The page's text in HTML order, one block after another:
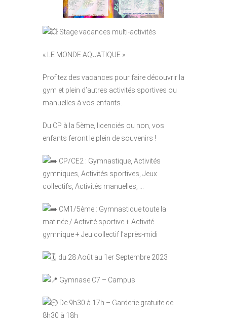
Stage vacances multi-activités
« LE MONDE AQUATIQUE »
Profitez des vacances pour faire découvrir la
gym et plein d’autres activités sportives ou
manuelles à vos enfants.
Du CP à la 5ème, licenciés ou non, vos
enfants feront le plein de souvenirs !
CP/CE2 : Gymnastique, Activités
gymniques, Activités sportives, Jeux
collectifs, Activités manuelles, …
CM1/5ème : Gymnastique toute la
matinée / Activité sportive + Activité
gymnique + Jeu collectif l’après-midi
du 28 Août au 1er Septembre 2023
Gymnase C7 – Campus
De 9h30 à 17h – Garderie gratuite de
8h30 à 18h